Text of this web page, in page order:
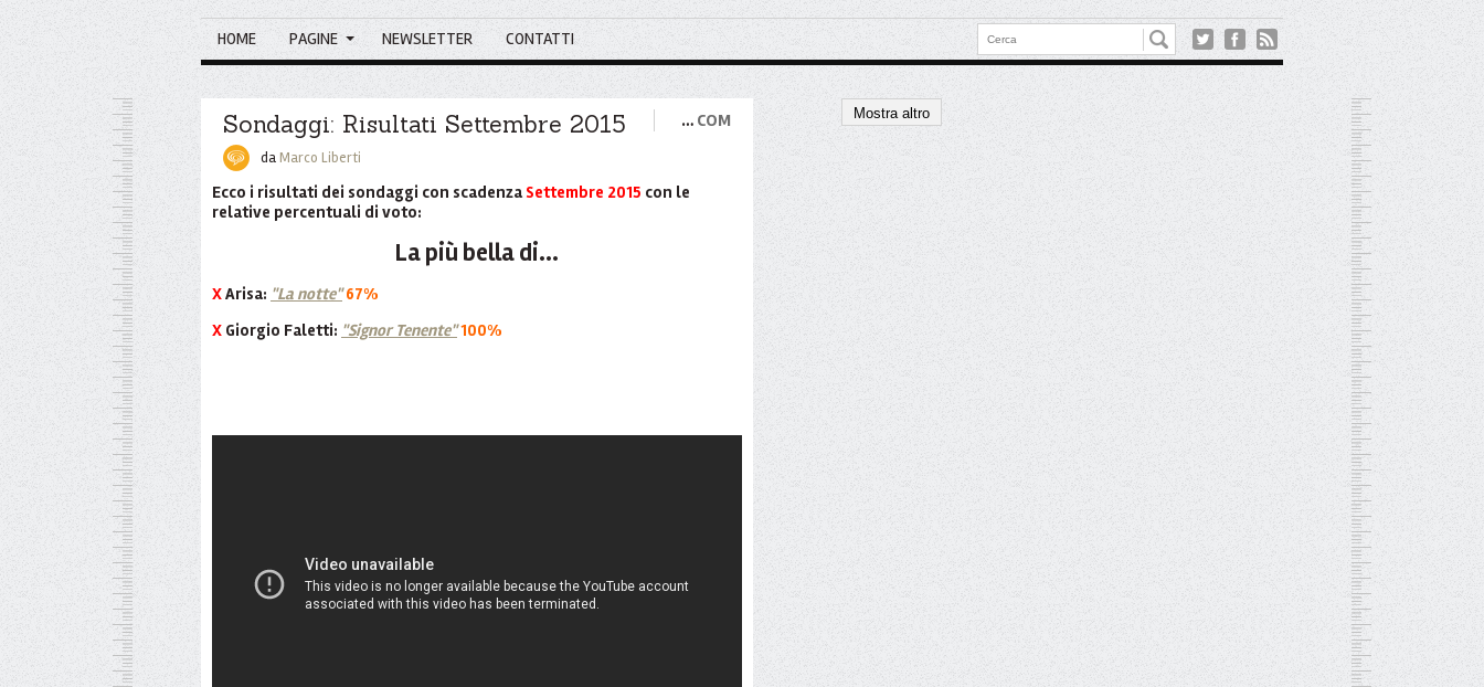
HOME PAGINE NEWSLETTER CONTATTI
Sondaggi: Risultati Settembre 2015 … COM
daMarco Liberti
Ecco i risultati dei sondaggi con scadenzaSettembre 2015 con le
relative percentuali di voto:
La più bella di...
XArisa: "La notte" 67%
X Giorgio Faletti: "Signor Tenente"100%
Mostra altro